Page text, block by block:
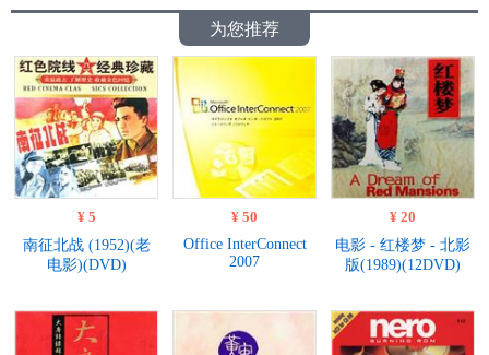
为您推荐
¥ 5
南征北战 (1952)(老
电影)(DVD)
¥ 50
Office InterConnect
2007
¥ 20
电影 - 红楼梦 - 北影
版(1989)(12DVD)